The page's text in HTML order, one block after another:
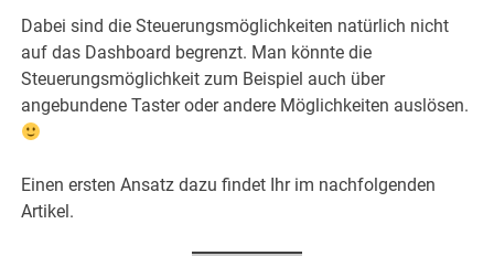
Dabei sind die Steuerungsmöglichkeiten natürlich nicht
auf das Dashboard begrenzt. Man könnte die
Steuerungsmöglichkeit zum Beispiel auch über
angebundene Taster oder andere Möglichkeiten auslösen.
Einen ersten Ansatz dazu findet Ihr im nachfolgenden
Artikel.